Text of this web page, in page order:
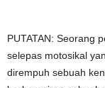
PUTATAN: Seorang
selepas motosikal
dirempuh sebuah